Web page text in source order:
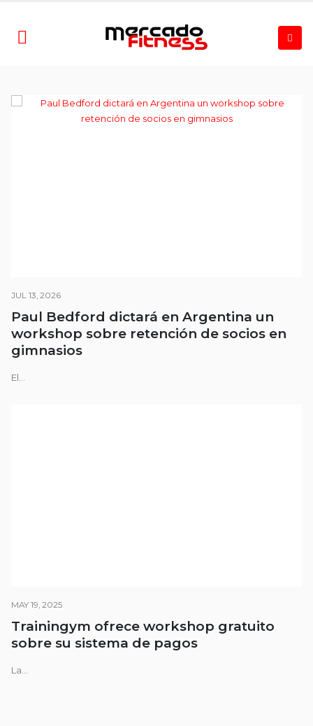
JUL 13, 2026
Paul Bedford dictará en Argentina un
workshop sobre retención de socios en
gimnasios
El...
MAY 19, 2025
Trainingym ofrece workshop gratuito
sobre su sistema de pagos
La...